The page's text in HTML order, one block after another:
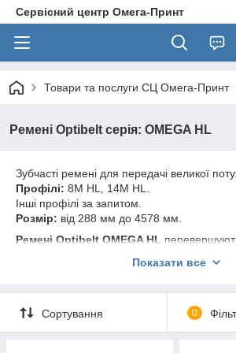
Сервісний центр Омега-Принт
Товари та послуги СЦ Омега-Принт
Ремені Optibelt серія: OMEGA HL
Зубчасті ремені для передачі великої
Профілі: 8М HL, 14М HL.
Інші профілі за запитом.
Розмір: від 288 мм до 4578 мм.
Ремені Optibelt OMEGA HL
таких приводах OMEGA HL передають до
OMEGA HL в приводах з ударної
розрахунках нових приводів в даній
Показати все
Сортування 0